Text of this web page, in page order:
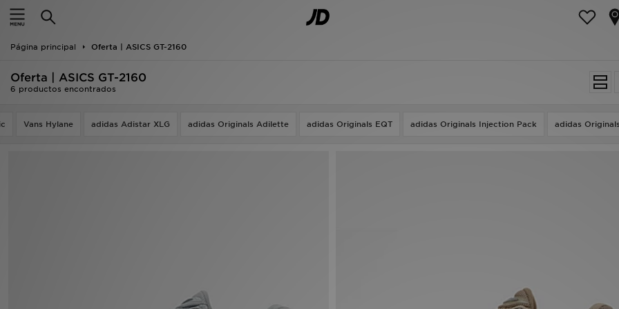
Página principal Oferta | ASICS GT-2160
Oferta | ASICS GT-2160
6 productos encontrados
Vans Hylane adidas Adistar XLG adidas Originals Adilette adidas Originals EQT adidas Originals Injection Pack adidas
Hombre
Mujer
Niños